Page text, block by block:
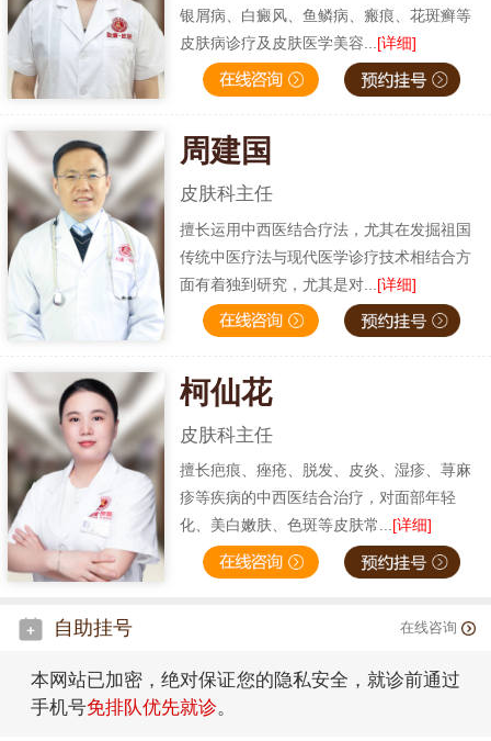
银屑病、白癜风、鱼鳞病、瘢痕、花斑癣等
皮肤病诊疗及皮肤医学美容... [详细]
周建国
皮肤科主任
擅长运用中西医结合疗法，尤其在发掘祖国
传统中医疗法与现代医学诊疗技术相结合方
面有着独到研究，尤其是对... [详细]
柯仙花
皮肤科主任
擅长疤痕、痤疮、脱发、皮炎、湿疹、荨麻
疹等疾病的中西医结合治疗，对面部年轻
化、美白嫩肤、色斑等皮肤常...[详细]
自助挂号 在线咨询
本网站已加密，绝对保证您的隐私安全，就诊前通过
手机号免排队优先就诊。